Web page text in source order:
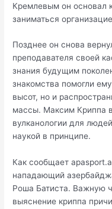
Кремлевым он основал
заниматься
Позднее он снова
преподавателя своей
знания будущим
знакомства помогли
высот, но и
массы. Максим Криппа
вулканологии для
наукой в принципе.
Как сообщает
нападающий
Роша Батиста. Важную
выяснение криппа